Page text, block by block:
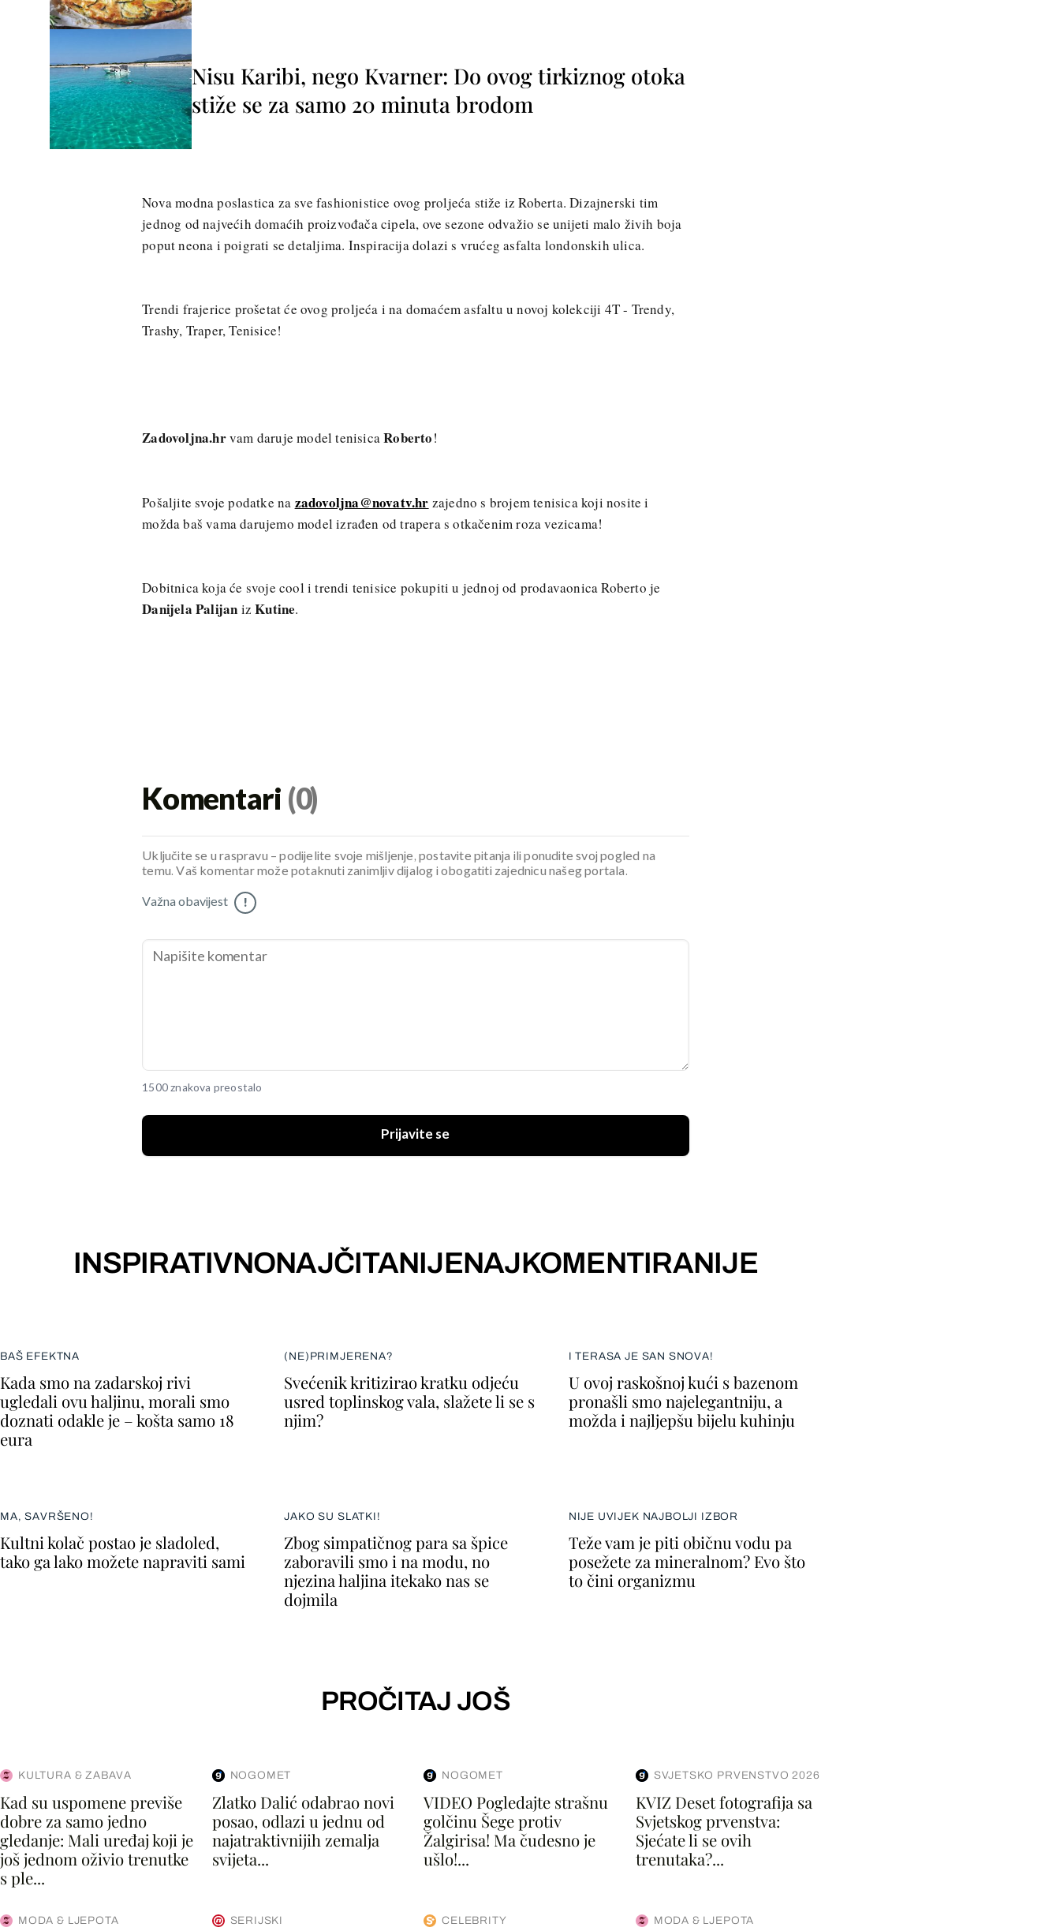
Nisu Karibi, nego Kvarner: Do ovog tirkiznog otoka
stiže se za samo 20 minuta brodom
Nova modna poslastica za sve fashionistice ovog proljeća stiže iz Roberta. Dizajnerski tim
jednog od najvećih domaćih proizvođača cipela, ove sezone odvažio se unijeti malo živih boja
poput neona i poigrati se detaljima. Inspiracija dolazi s vrućeg asfalta londonskih ulica.
Trendi frajerice prošetat će ovog proljeća i na domaćem asfaltu u novoj kolekciji 4T - Trendy,
Trashy, Traper, Tenisice!
Zadovoljna.hrvam daruje model tenisicaRoberto!
Pošaljite svoje podatke na zadovoljna@novatv.hr zajedno s brojem tenisica koji nosite i
možda baš vama darujemo model izrađen od trapera s otkačenim roza vezicama!
Dobitnica koja će svoje cool i trendi tenisice pokupiti u jednoj od prodavaonica Roberto je
Danijela Palijan iz Kutine.
Komentari (0)
Uključite se u raspravu – podijelite svoje mišljenje, postavite pitanja ili ponudite svoj pogled na
temu. Vaš komentar može potaknuti zanimljiv dijalog i obogatiti zajednicu našeg portala.
Važna obavijest !
1500 znakova preostalo
Prijavite se
INSPIRATIVNONAJČITANIJENAJKOMENTIRANIJE
BAŠ EFEKTNA
Kada smo na zadarskoj rivi
ugledali ovu haljinu, morali smo
doznati odakle je – košta samo 18
eura
(NE)PRIMJERENA?
Svećenik kritizirao kratku odjeću
usred toplinskog vala, slažete li se s
njim?
I TERASA JE SAN SNOVA!
U ovoj raskošnoj kući s bazenom
pronašli smo najelegantniju, a
možda i najljepšu bijelu kuhinju
MA, SAVRŠENO!
Kultni kolač postao je sladoled,
tako ga lako možete napraviti sami
JAKO SU SLATKI!
Zbog simpatičnog para sa špice
zaboravili smo i na modu, no
njezina haljina itekako nas se
dojmila
NIJE UVIJEK NAJBOLJI IZBOR
Teže vam je piti običnu vodu pa
posežete za mineralnom? Evo što
to čini organizmu
PROČITAJ JOŠ
KULTURA & ZABAVA
Kad su uspomene previše
dobre za samo jedno
gledanje: Mali uređaj koji je
još jednom oživio trenutke
s ple...
NOGOMET
Zlatko Dalić odabrao novi
posao, odlazi u jednu od
najatraktivnijih zemalja
svijeta...
NOGOMET
VIDEO Pogledajte strašnu
golčinu Šege protiv
Žalgirisa! Ma čudesno je
ušlo!...
SVJETSKO PRVENSTVO 2026
KVIZ Deset fotografija sa
Svjetskog prvenstva:
Sjećate li se ovih
trenutaka?...
MODA & LJEPOTA SERIJSKI CELEBRITY MODA & LJEPOTA